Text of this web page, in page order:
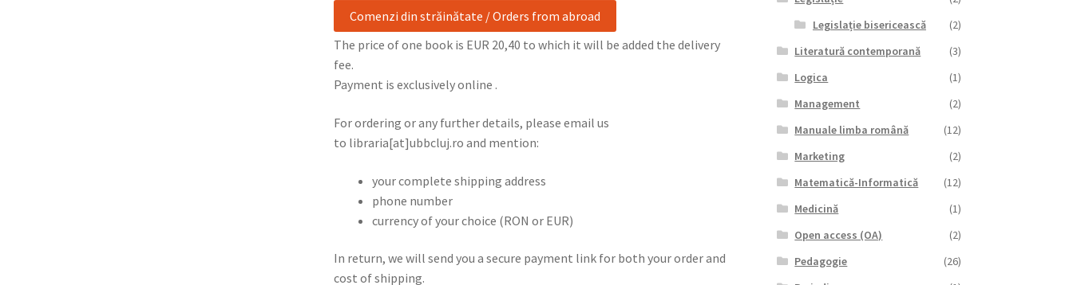
Comenzi din străinătate / Orders from abroad
The price of one book is EUR 20,40 to which it will be added the delivery
fee.
Payment is exclusively online .
For ordering or any further details, please email us
to libraria[at]ubbcluj.ro and mention:
your complete shipping address
phone number
currency of your choice (RON or EUR)
In return, we will send you a secure payment link for both your order and
cost of shipping.
Legislație bisericească
(2)
Literatură contemporană
(3)
Logica
(1)
Management
(2)
Manuale limba română
(12)
Marketing
(2)
Matematică-Informatică
(12)
Medicină
(1)
Open access (OA)
(2)
Pedagogie
(26)